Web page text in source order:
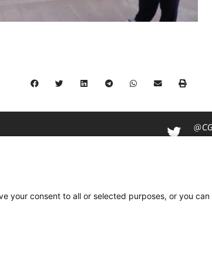
your consent to all or selected purposes, or you can